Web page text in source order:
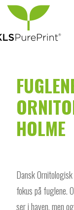
HOLME
Dansk
fokus på fuglene.
ser i haven, men